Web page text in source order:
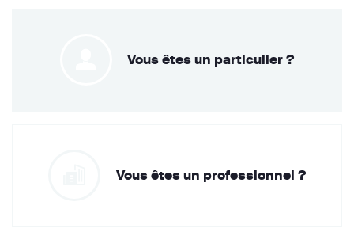
Vous êtes un particulier ?
Vous êtes un professionnel ?